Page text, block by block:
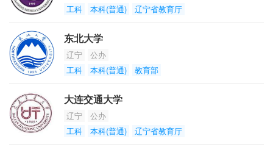
工科
本科(普通) 辽宁省教育厅
东北大学
辽宁
公办
工科
本科(普通) 教育部
大连交通大学
辽宁
公办
工科
本科(普通) 辽宁省教育厅